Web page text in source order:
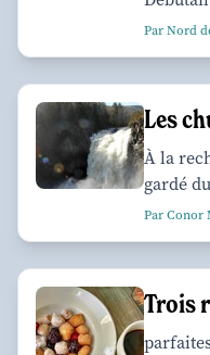
Par Nord
Les
À la
gardé
Par Conor
Trois